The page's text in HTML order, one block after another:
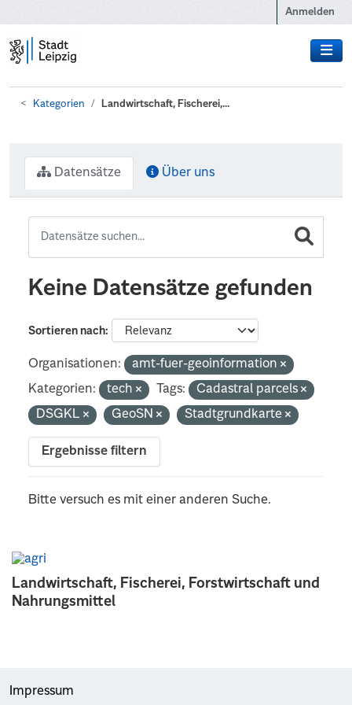
Anmelden
Kategorien Landwirtschaft, Fischerei,...
Landwirtschaft, Fischerei, Forstwirtschaft und
Nahrungsmittel
Datensätze Über uns
Keine Datensätze gefunden
Sortieren nach
Organisationen:
amt-fuer-geoinformation
Kategorien:
tech Tags:
Cadastral parcels
DSGKL
GeoSN Stadtgrundkarte
Ergebnisse filtern
Bitte versuch es mit einer anderen Suche.
Impressum